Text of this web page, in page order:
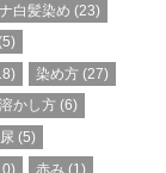
白髪染め (23)
染め方 (27)
溶かし方 (6)
(5)
赤み (1)